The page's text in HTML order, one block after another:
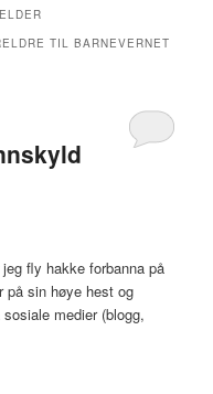
TIL BARNEVERNET
fly hakke forbanna på
på sin høye hest og
medier (blogg,